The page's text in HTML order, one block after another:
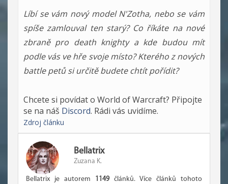
Líbí se vám nový model N'Zotha, nebo se vám
spíše zamlouval ten starý? Co říkáte na nové
zbraně pro death knighty a kde budou mít
podle vás ve hře svoje místo? Kterého z nových
battle petů si určitě budete chtít pořídit?
Chcete si povídat o World of Warcraft? Připojte
se na náš Discord. Rádi vás uvidíme.
Zdroj článku
Bellatrix
Zuzana K.
Bellatrix je autorem 1149článků. Více článků tohoto